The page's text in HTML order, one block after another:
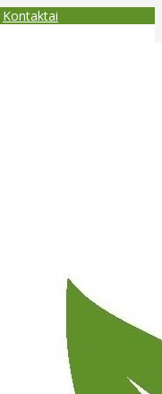
Kontaktai